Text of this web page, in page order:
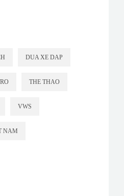
DUA XE DAP
THE THAO
VWS
NAM